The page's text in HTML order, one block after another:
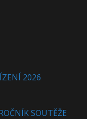
2026
SOUTĚŽE